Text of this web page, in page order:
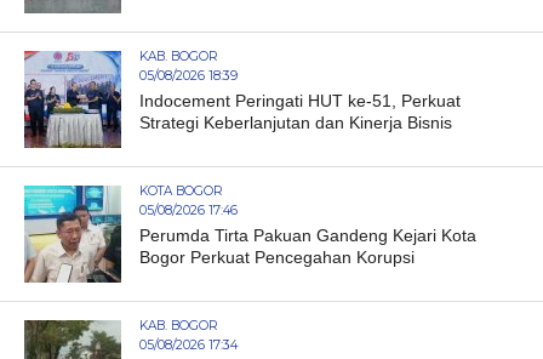
KAB. BOGOR
05/08/2026 18:39
Indocement Peringati HUT ke-51, Perkuat
Strategi Keberlanjutan dan Kinerja Bisnis
KOTA BOGOR
05/08/2026 17:46
Perumda Tirta Pakuan Gandeng Kejari Kota
Bogor Perkuat Pencegahan Korupsi
KAB. BOGOR
05/08/2026 17:34